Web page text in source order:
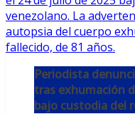
Periodista
tras exhumación
bajo custodia del